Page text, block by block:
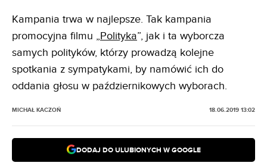
Kampania trwa w najlepsze. Tak kampania
promocyjna filmu „Polityka”, jak i ta wyborcza
samych polityków, którzy prowadzą kolejne
spotkania z sympatykami, by namówić ich do
oddania głosu w październikowych wyborach.
MICHAŁ KACZOŃ 18.06.2019 13:02
DODAJ DO ULUBIONYCH W GOOGLE